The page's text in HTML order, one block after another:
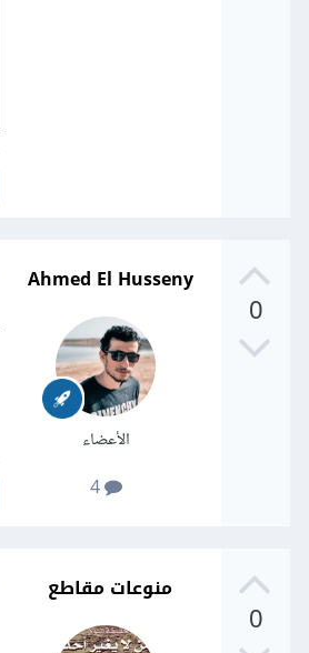
0
Ahmed El Husseny
الأعضاء
4
0
منوعات مقاطع